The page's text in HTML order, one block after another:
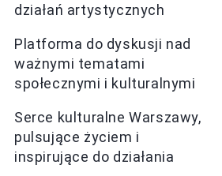
działań artystycznych
Platforma do dyskusji nad
ważnymi tematami
społecznymi i kulturalnymi
Serce kulturalne Warszawy,
pulsujące życiem i
inspirujące do działania